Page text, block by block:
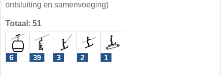
ontsluiting en samenvoeging)
Totaal: 51
6 39 3 2 1